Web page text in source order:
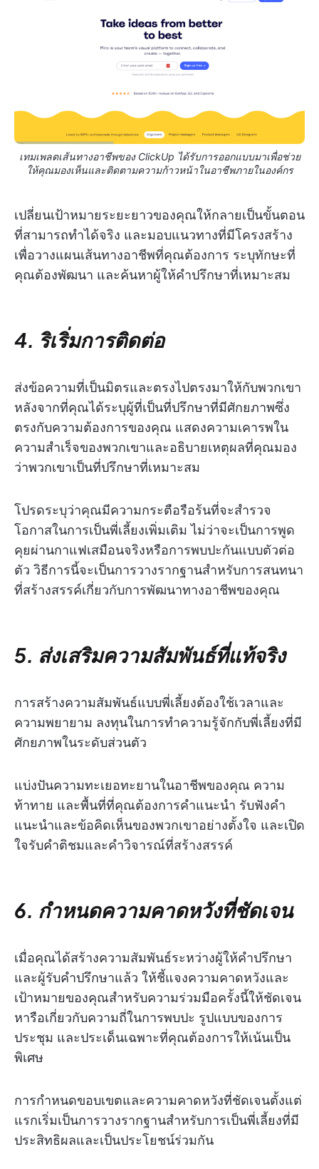
เทมเพลตเส้นทางอาชีพของ ClickUp ได้รับการออกแบบมาเพื่อช่วย
ให้คุณมองเห็นและติดตามความก้าวหน้าในอาชีพภายในองค์กร
เปลี่ยนเป้าหมายระยะยาวของคุณให้กลายเป็นขั้นตอน
ที่สามารถทำได้จริง และมอบแนวทางที่มีโครงสร้าง
เพื่อวางแผนเส้นทางอาชีพที่คุณต้องการ ระบุทักษะที่
คุณต้องพัฒนา และค้นหาผู้ให้คำปรึกษาที่เหมาะสม
4. ริเริ่มการติดต่อ
ส่งข้อความที่เป็นมิตรและตรงไปตรงมาให้กับพวกเขา
หลังจากที่คุณได้ระบุผู้ที่เป็นที่ปรึกษาที่มีศักยภาพซึ่ง
ตรงกับความต้องการของคุณ แสดงความเคารพใน
ความสำเร็จของพวกเขาและอธิบายเหตุผลที่คุณมอง
ว่าพวกเขาเป็นที่ปรึกษาที่เหมาะสม
โปรดระบุว่าคุณมีความกระตือรือร้นที่จะสำรวจ
โอกาสในการเป็นพี่เลี้ยงเพิ่มเติม ไม่ว่าจะเป็นการพูด
คุยผ่านกาแฟเสมือนจริงหรือการพบปะกันแบบตัวต่อ
ตัว วิธีการนี้จะเป็นการวางรากฐานสำหรับการสนทนา
ที่สร้างสรรค์เกี่ยวกับการพัฒนาทางอาชีพของคุณ
5. ส่งเสริมความสัมพันธ์ที่แท้จริง
การสร้างความสัมพันธ์แบบพี่เลี้ยงต้องใช้เวลาและ
ความพยายาม ลงทุนในการทำความรู้จักกับพี่เลี้ยงที่มี
ศักยภาพในระดับส่วนตัว
แบ่งปันความทะเยอทะยานในอาชีพของคุณ ความ
ท้าทาย และพื้นที่ที่คุณต้องการคำแนะนำ รับฟังคำ
แนะนำและข้อคิดเห็นของพวกเขาอย่างตั้งใจ และเปิด
ใจรับคำติชมและคำวิจารณ์ที่สร้างสรรค์
6. กำหนดความคาดหวังที่ชัดเจน
เมื่อคุณได้สร้างความสัมพันธ์ระหว่างผู้ให้คำปรึกษา
และผู้รับคำปรึกษาแล้ว ให้ชี้แจงความคาดหวังและ
เป้าหมายของคุณสำหรับความร่วมมือครั้งนี้ให้ชัดเจน
หารือเกี่ยวกับความถี่ในการพบปะ รูปแบบของการ
ประชุม และประเด็นเฉพาะที่คุณต้องการให้เน้นเป็น
พิเศษ
การกำหนดขอบเขตและความคาดหวังที่ชัดเจนตั้งแต่
แรกเริ่มเป็นการวางรากฐานสำหรับการเป็นพี่เลี้ยงที่มี
ประสิทธิผลและเป็นประโยชน์ร่วมกัน